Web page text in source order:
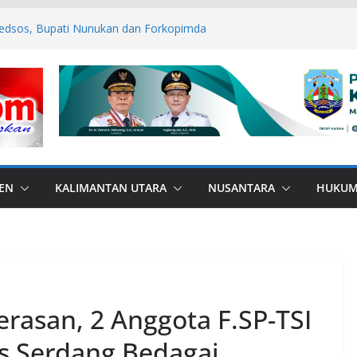
Bupati Nunukan dan Forkopimda
Bullying
ASN Tetap Dibayarkan
RI, Bendera Merah Putih 81 Meter
RI–Malaysia Pulau Sebatik
Kodim 1506/Namlea Bersama Yonif
Ilath
KALIMANTAN UTARA NUSANTARA
2 Anggota F.SP-TSI